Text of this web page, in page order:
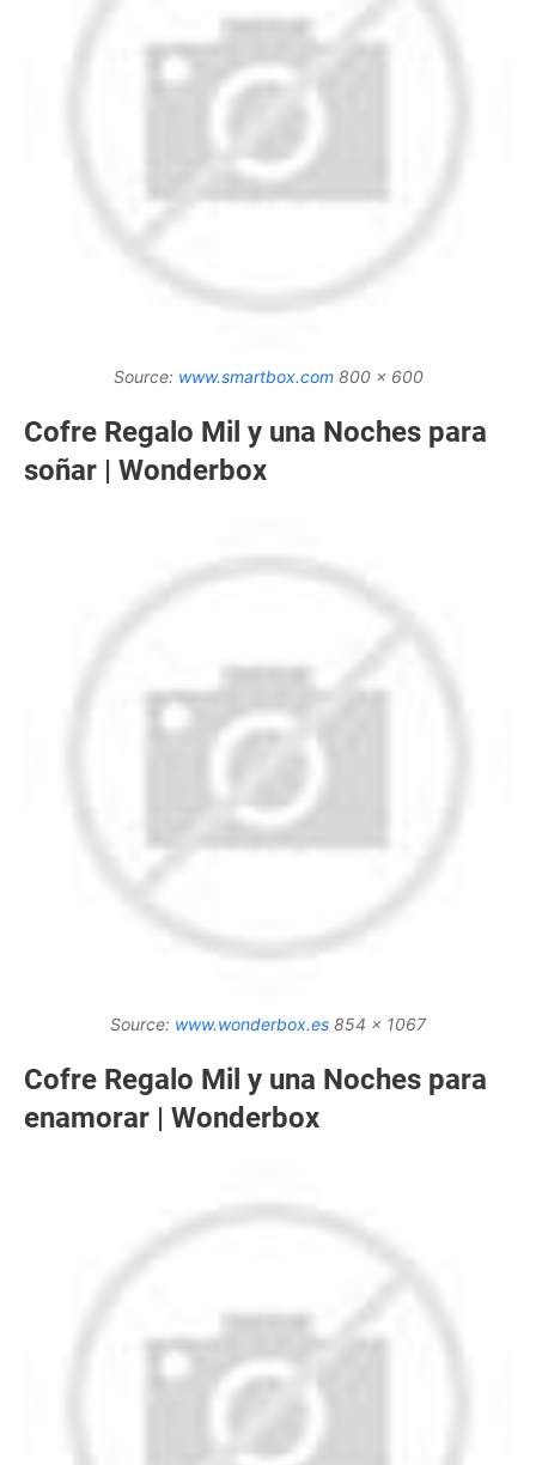
Source: www.smartbox.com800 x 600
Cofre Regalo Mil y una Noches para
soñar | Wonderbox
Source: www.wonderbox.es 854 x 1067
Cofre Regalo Mil y una Noches para
enamorar | Wonderbox